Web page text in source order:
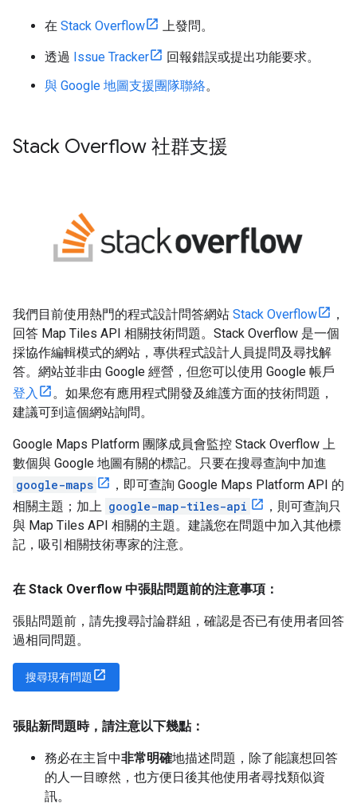
在 Stack Overflow 上發問。
透過 Issue Tracker
回報錯誤或提出功能要求。
與 Google 地圖支援團隊聯絡。
Stack Overflow 社群支援
我們目前使用熱門的程式設計問答網站 Stack Overflow
，
回答 Map Tiles API 相關技術問題。Stack Overflow 是一個
採協作編輯模式的網站，專供程式設計人員提問及尋找解
答。網站並非由 Google 經營，但您可以使用 Google 帳戶
登入
。如果您有應用程式開發及維護方面的技術問題，
建議可到這個網站詢問。
Google Maps Platform 團隊成員會監控 Stack Overflow 上
數個與 Google 地圖有關的標記。只要在搜尋查詢中加進
google-maps
，即可查詢 Google Maps Platform API 的
相關主題；加上 google-map-tiles-api
，則可查詢只
與 Map Tiles API 相關的主題。建議您在問題中加入其他標
記，吸引相關技術專家的注意。
在 Stack Overflow 中張貼問題前的注意事項：
張貼問題前，請先搜尋討論群組，確認是否已有使用者回答
過相同問題。
搜尋現有問題
張貼新問題時，請注意以下幾點：
務必在主旨中非常明確地描述問題，除了能讓想回答
的人一目瞭然，也方便日後其他使用者尋找類似資
訊。